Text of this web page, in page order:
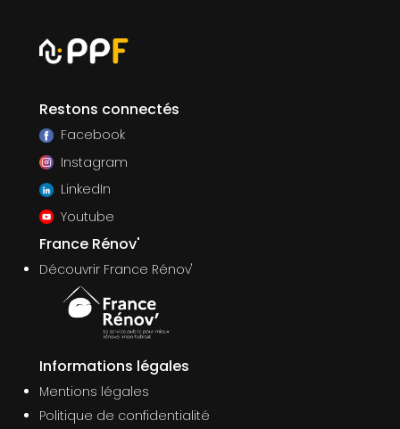
Restons connectés
Facebook
Instagram
LinkedIn
Youtube
France Rénov'
Découvrir France Rénov'
Informations légales
Mentions légales
Politique de confidentialité